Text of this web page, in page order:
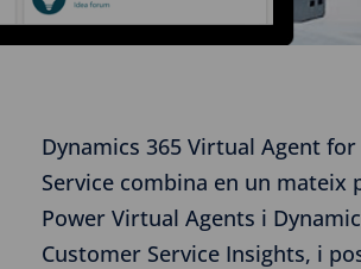
Dynamics 365 Virtual Agent
Service combina en un mateix
Power Virtual Agents i
Customer Service Insights, i